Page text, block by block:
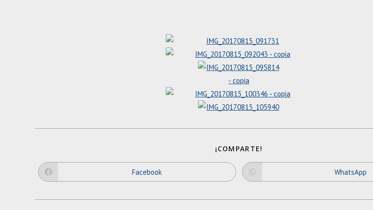
¡COMPARTE!
Opens
in
window
Facebook Opens
in
window
WhatsApp